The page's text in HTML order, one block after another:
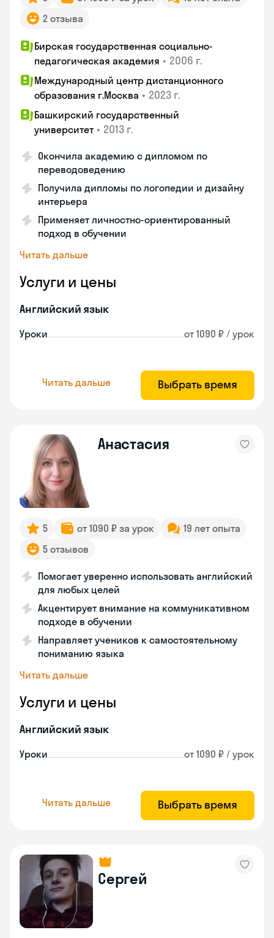
2 отзыва
Бирская государственная социально-
педагогическая академия • 2006 г.
Международный центр дистанционного
образования г.Москва • 2023 г.
Башкирский государственный
университет • 2013 г.
Окончила академию с дипломом по
переводоведению
Получила дипломы по логопедии и дизайну
интерьера
Применяет личностно-ориентированный
подход в обучении
Читать дальше
Услуги и цены
Английский язык
Уроки от 1090 ₽ / урок
Читать дальше Выбрать время
Анастасия
5 от 1090 ₽ за урок
19 лет опыта
5 отзывов
Помогает уверенно использовать английский
для любых целей
Акцентирует внимание на коммуникативном
подходе в обучении
Направляет учеников к самостоятельному
пониманию языка
Читать дальше
Услуги и цены
Английский язык
Уроки от 1090 ₽ / урок
Читать дальше Выбрать время
Сергей